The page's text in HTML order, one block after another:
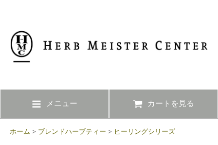
メニュー カートを見る
ホーム > ブレンドハーブティー > ヒーリングシリーズ